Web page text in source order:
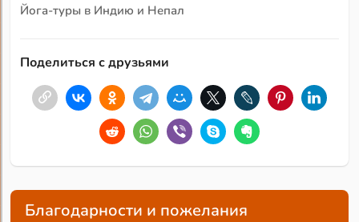
Йога-туры в Индию и Непал
Поделиться с друзьями
Благодарности и пожелания